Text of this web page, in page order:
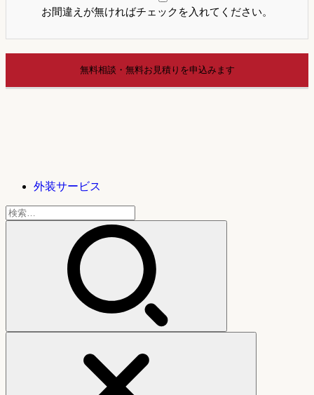
お間違えが無ければチェックを入れてください。
外装サービス
検
索: